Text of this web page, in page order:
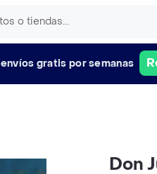
envíos gratis por semanas
Don